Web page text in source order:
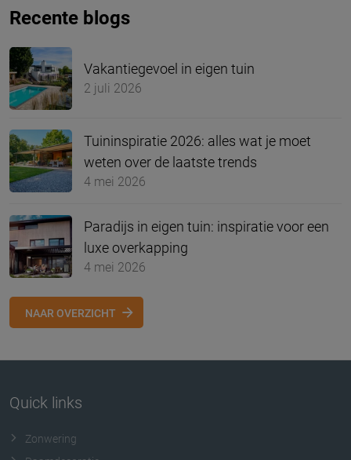
Recente blogs
Vakantiegevoel in eigen tuin
2 juli 2026
Tuininspiratie 2026: alles wat je moet
weten over de laatste trends
4 mei 2026
Paradijs in eigen tuin: inspiratie voor een
luxe overkapping
4 mei 2026
NAAR OVERZICHT
Quick links
Zonwering